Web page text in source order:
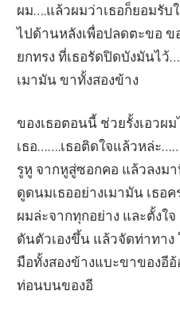
ผม….แล้วผมว่าเธอก็ยอมรั
ไปด้านหลังเพื่อปลดตะขอ ข
ยกทรง ที่เธอรัดปิดบังมันไว้
เมามัน ขาทั้งสองข้าง
ของเธอตอนนี้ ช่วยรั้งเอวผ
เธอ…….เธอติดใจแล้วหล่ะ
รูหู จากหูสู่ซอกคอ แล้วลงมา
ดูดนมเธออย่างเมามัน เธ
ผมล่ะจากทุกอย่าง และตั้งใ
ดันตัวเองขึ้น แล้วจัดท่าทาง
มือทั้งสองข้างแบะขาของอี
ท่อนบนของอี